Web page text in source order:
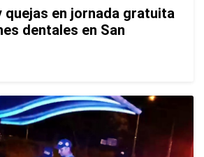
quejas en jornada gratuita
dentales en San